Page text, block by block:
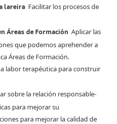
lareira Facilitar los procesos de
Áreas de Formación Aplicar las
que podemos aprehender a
Áreas de Formación.
labor terapéutica para construir
sobre la relación responsable-
para mejorar su
para mejorar la calidad de